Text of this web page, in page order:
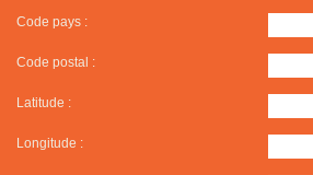
Code pays :
Code postal :
Latitude :
Longitude :